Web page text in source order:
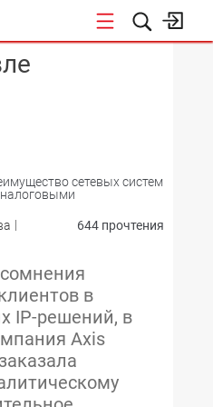
КОНФЕРЕНЦИИ
сетевых систем
644 прочтения
в
IP-решений, в
Axis